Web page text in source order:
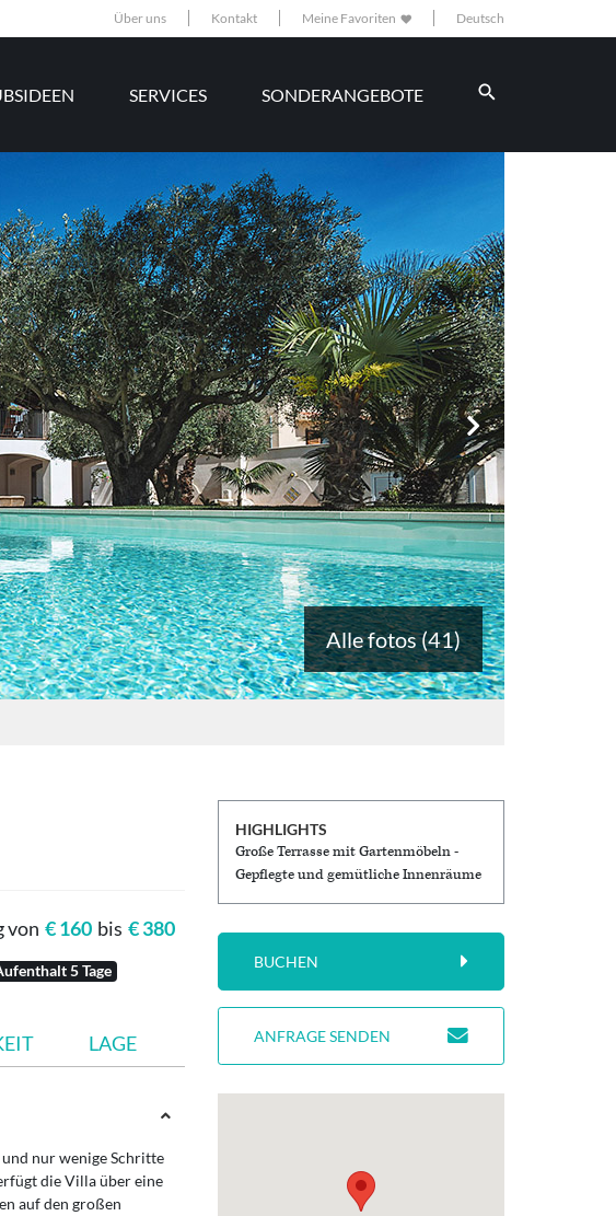
Über uns Kontakt Meine Favoriten Deutsch
SERVICES SONDERANGEBOTE
nächste
Alle fotos (41)
von € 160 bis € 380
5 Tage
LAGE
nur wenige Schritte
die Villa über eine
auf den großen
HIGHLIGHTS
Große Terrasse mit Gartenmöbeln -
Gepflegte und gemütliche Innenräume
BUCHEN
ANFRAGE SENDEN